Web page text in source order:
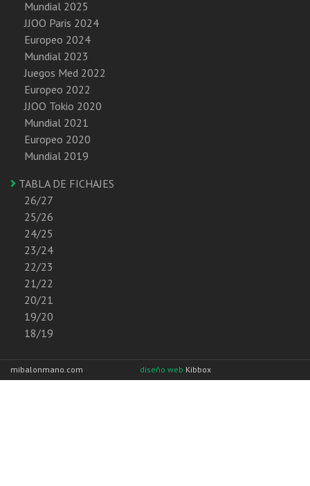
Mundial 2025
JJOO Paris 2024
Europeo 2024
Mundial 2023
Juegos Med 2022
Europeo 2022
JJOO Tokio 2020
Mundial 2021
Europeo 2020
Mundial 2019
TABLA DE FICHAJES
26/27
25/26
24/25
23/24
22/23
21/22
20/21
19/20
18/19
mibalonmano.com diseño web Kibbox